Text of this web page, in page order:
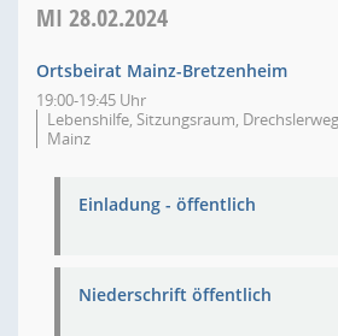
MI 28.02.2024
Ortsbeirat Mainz-Bretzenheim
19:00-19:45 Uhr
Lebenshilfe, Sitzungsraum,
Mainz
Einladung - öffentlich
Niederschrift öffentlich